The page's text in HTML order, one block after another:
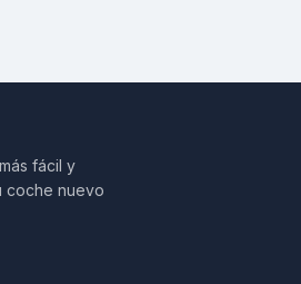
fácil y
coche nuevo